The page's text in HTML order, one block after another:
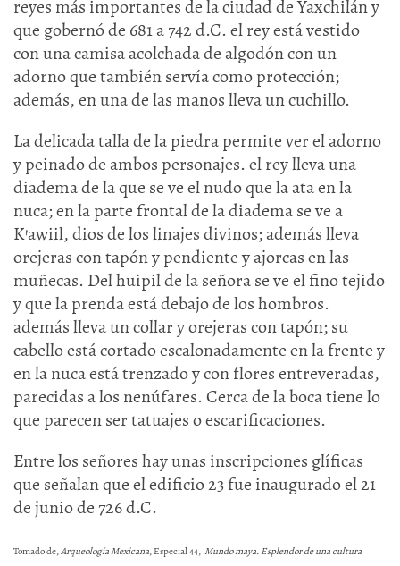
reyes más importantes de la ciudad de Yaxchilán y
que gobernó de 681 a 742 d.C. el rey está vestido
con una camisa acolchada de algodón con un
adorno que también servía como protección;
además, en una de las manos lleva un cuchillo.
La delicada talla de la piedra permite ver el adorno
y peinado de ambos personajes. el rey lleva una
diadema de la que se ve el nudo que la ata en la
nuca; en la parte frontal de la diadema se ve a
K’awiil, dios de los linajes divinos; además lleva
orejeras con tapón y pendiente y ajorcas en las
muñecas. Del huipil de la señora se ve el fino tejido
y que la prenda está debajo de los hombros.
además lleva un collar y orejeras con tapón; su
cabello está cortado escalonadamente en la frente y
en la nuca está trenzado y con flores entreveradas,
parecidas a los nenúfares. Cerca de la boca tiene lo
que parecen ser tatuajes o escarificaciones.
Entre los señores hay unas inscripciones glíficas
que señalan que el edificio 23 fue inaugurado el 21
de junio de 726 d.C.
Tomado de,Arqueología Mexicana, Especial 44, Mundo maya. Esplendor de una cultura